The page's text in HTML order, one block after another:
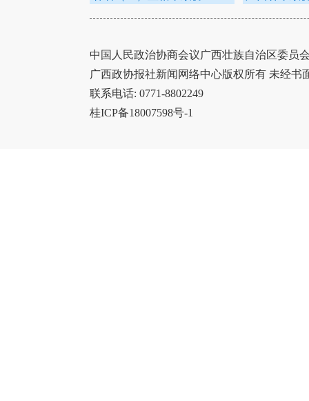
中国人民政治协商会议广西壮族自治区委员
广西政协报社新闻网络中心版权所有 未经书
联系电话: 0771-8802249
桂ICP备18007598号-1